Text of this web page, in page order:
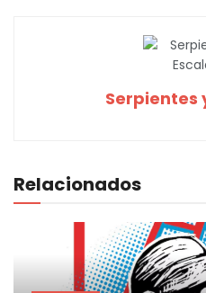
Serpientes
Relacionados